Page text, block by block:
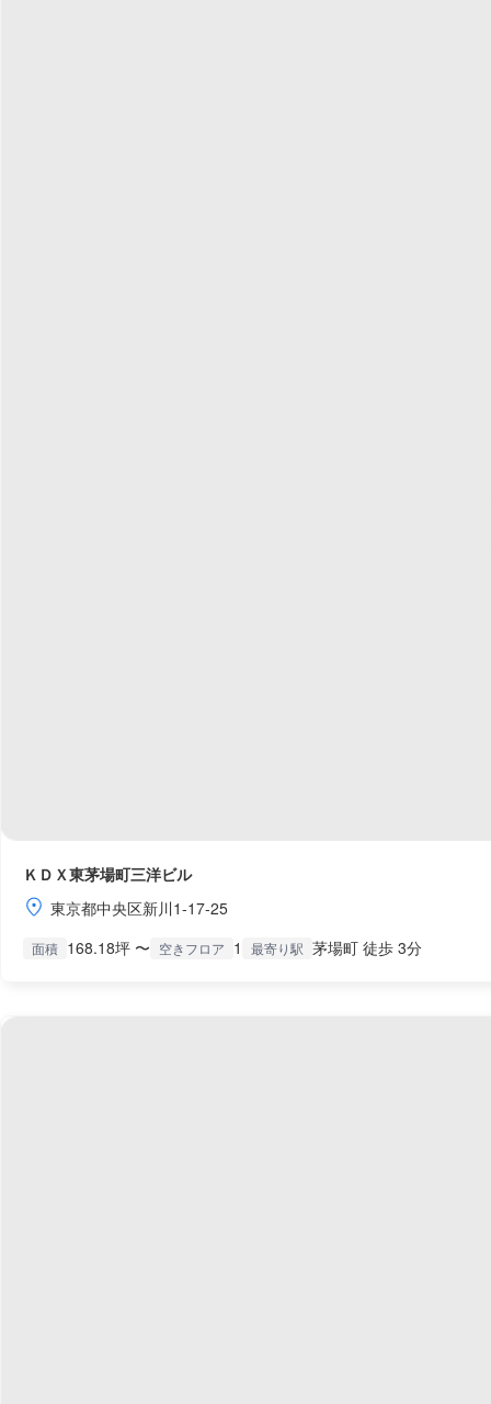
ＫＤＸ東茅場町三洋ビル
東京都中央区新川1-17-25
面積 168.18坪 〜 空きフロア 1 最寄り駅 茅場町 徒歩 3分